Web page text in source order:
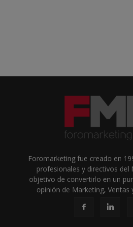
Foromarketing fue creado en
profesionales y directivos del
objetivo de convertirlo en un
opinión de Marketing, Ventas